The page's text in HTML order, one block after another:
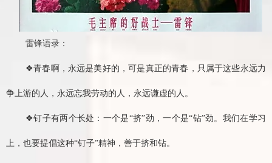
雷锋语录 ：
❖青春啊，永远是美好的，可是真正的青春，只属于这些永远力
争上游的人，永远忘我劳动的人，永远谦虚的人。
❖钉子有两个长处：一个是“挤”劲，一个是“钻”劲。我们在学习
上，也要提倡这种“钉子”精神，善于挤和钻。